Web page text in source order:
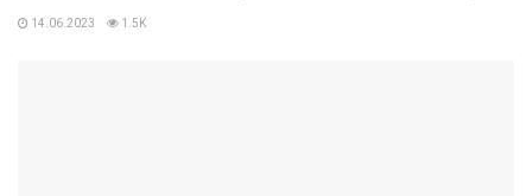
14.06.2023 1.5K